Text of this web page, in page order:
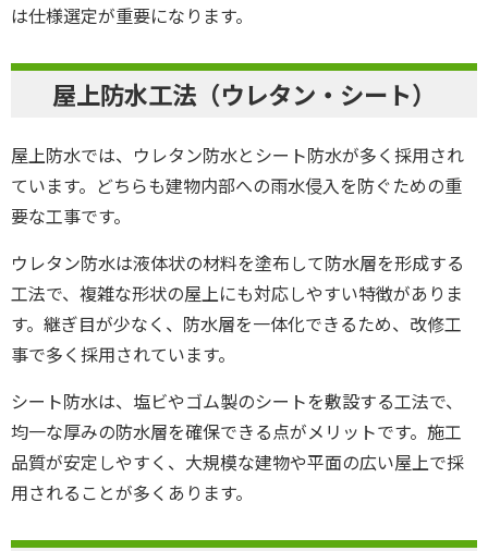
は仕様選定が重要になります。
屋上防水工法（ウレタン・シート）
屋上防水では、ウレタン防水とシート防水が多く採用され
ています。どちらも建物内部への雨水侵入を防ぐための重
要な工事です。
ウレタン防水は液体状の材料を塗布して防水層を形成する
工法で、複雑な形状の屋上にも対応しやすい特徴がありま
す。継ぎ目が少なく、防水層を一体化できるため、改修工
事で多く採用されています。
シート防水は、塩ビやゴム製のシートを敷設する工法で、
均一な厚みの防水層を確保できる点がメリットです。施工
品質が安定しやすく、大規模な建物や平面の広い屋上で採
用されることが多くあります。